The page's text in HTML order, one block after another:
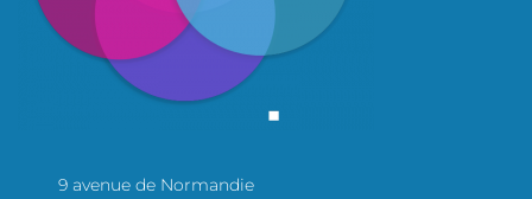
9 avenue de Normandie